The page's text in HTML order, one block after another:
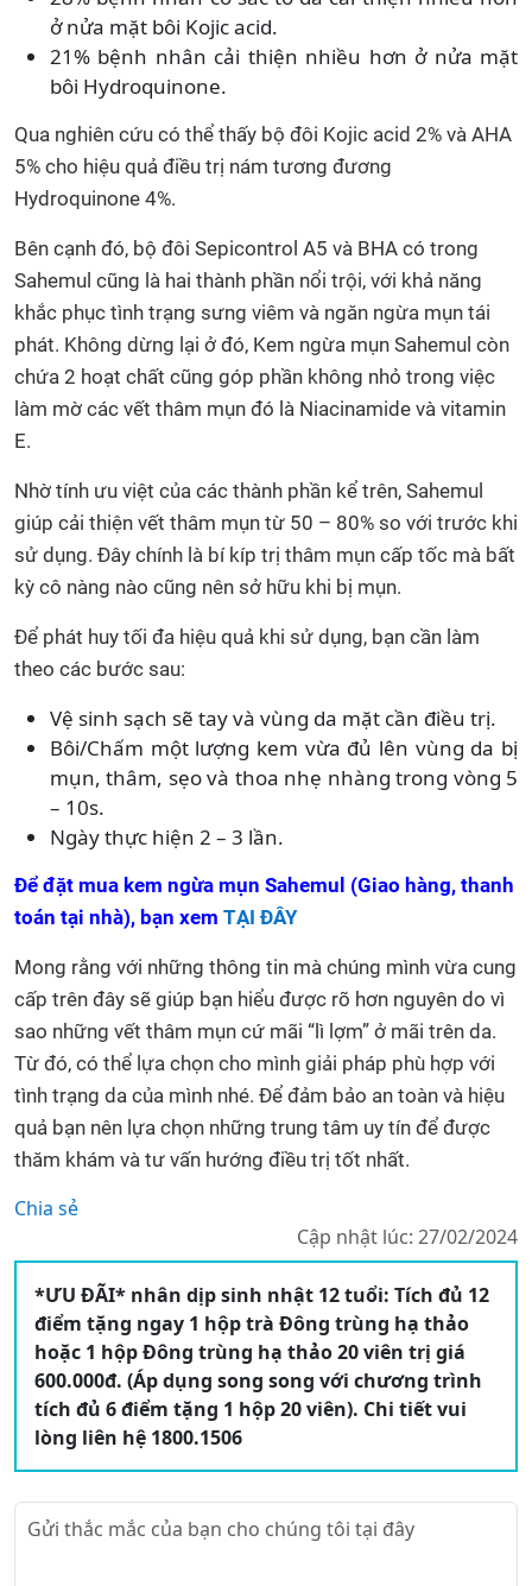
ở nửa mặt bôi Kojic acid.
21% bệnh nhân cải thiện nhiều hơn ở nửa mặt
bôi Hydroquinone.
Qua nghiên cứu có thể thấy bộ đôi Kojic acid 2% và AHA
5% cho hiệu quả điều trị nám tương đương
Hydroquinone 4%.
Bên cạnh đó, bộ đôi Sepicontrol A5 và BHA có trong
Sahemul cũng là hai thành phần nổi trội, với khả năng
khắc phục tình trạng sưng viêm và ngăn ngừa mụn tái
phát. Không dừng lại ở đó, Kem ngừa mụn Sahemul còn
chứa 2 hoạt chất cũng góp phần không nhỏ trong việc
làm mờ các vết thâm mụn đó là Niacinamide và vitamin
E.
Nhờ tính ưu việt của các thành phần kể trên, Sahemul
giúp cải thiện vết thâm mụn từ 50 – 80% so với trước khi
sử dụng. Đây chính là bí kíp trị thâm mụn cấp tốc mà bất
kỳ cô nàng nào cũng nên sở hữu khi bị mụn.
Để phát huy tối đa hiệu quả khi sử dụng, bạn cần làm
theo các bước sau:
Vệ sinh sạch sẽ tay và vùng da mặt cần điều trị.
Bôi/Chấm một lượng kem vừa đủ lên vùng da bị
mụn, thâm, sẹo và thoa nhẹ nhàng trong vòng 5
– 10s.
Ngày thực hiện 2 – 3 lần.
Để đặt mua kem ngừa mụn Sahemul (Giao hàng, thanh
toán tại nhà), bạn xem TẠI ĐÂY
Mong rằng với những thông tin mà chúng mình vừa cung
cấp trên đây sẽ giúp bạn hiểu được rõ hơn nguyên do vì
sao những vết thâm mụn cứ mãi “lì lợm” ở mãi trên da.
Từ đó, có thể lựa chọn cho mình giải pháp phù hợp với
tình trạng da của mình nhé. Để đảm bảo an toàn và hiệu
quả bạn nên lựa chọn những trung tâm uy tín để được
thăm khám và tư vấn hướng điều trị tốt nhất.
Chia sẻ
Cập nhật lúc: 27/02/2024
*ƯU ĐÃI* nhân dịp sinh nhật 12 tuổi: Tích đủ 12
điểm tặng ngay 1 hộp trà Đông trùng hạ thảo
hoặc 1 hộp Đông trùng hạ thảo 20 viên trị giá
600.000đ. (Áp dụng song song với chương trình
tích đủ 6 điểm tặng 1 hộp 20 viên). Chi tiết vui
lòng liên hệ 1800.1506